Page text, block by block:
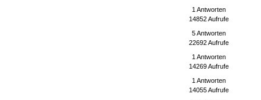
1 Antworten
14852 Aufrufe
5 Antworten
22692 Aufrufe
1 Antworten
14269 Aufrufe
1 Antworten
14055 Aufrufe